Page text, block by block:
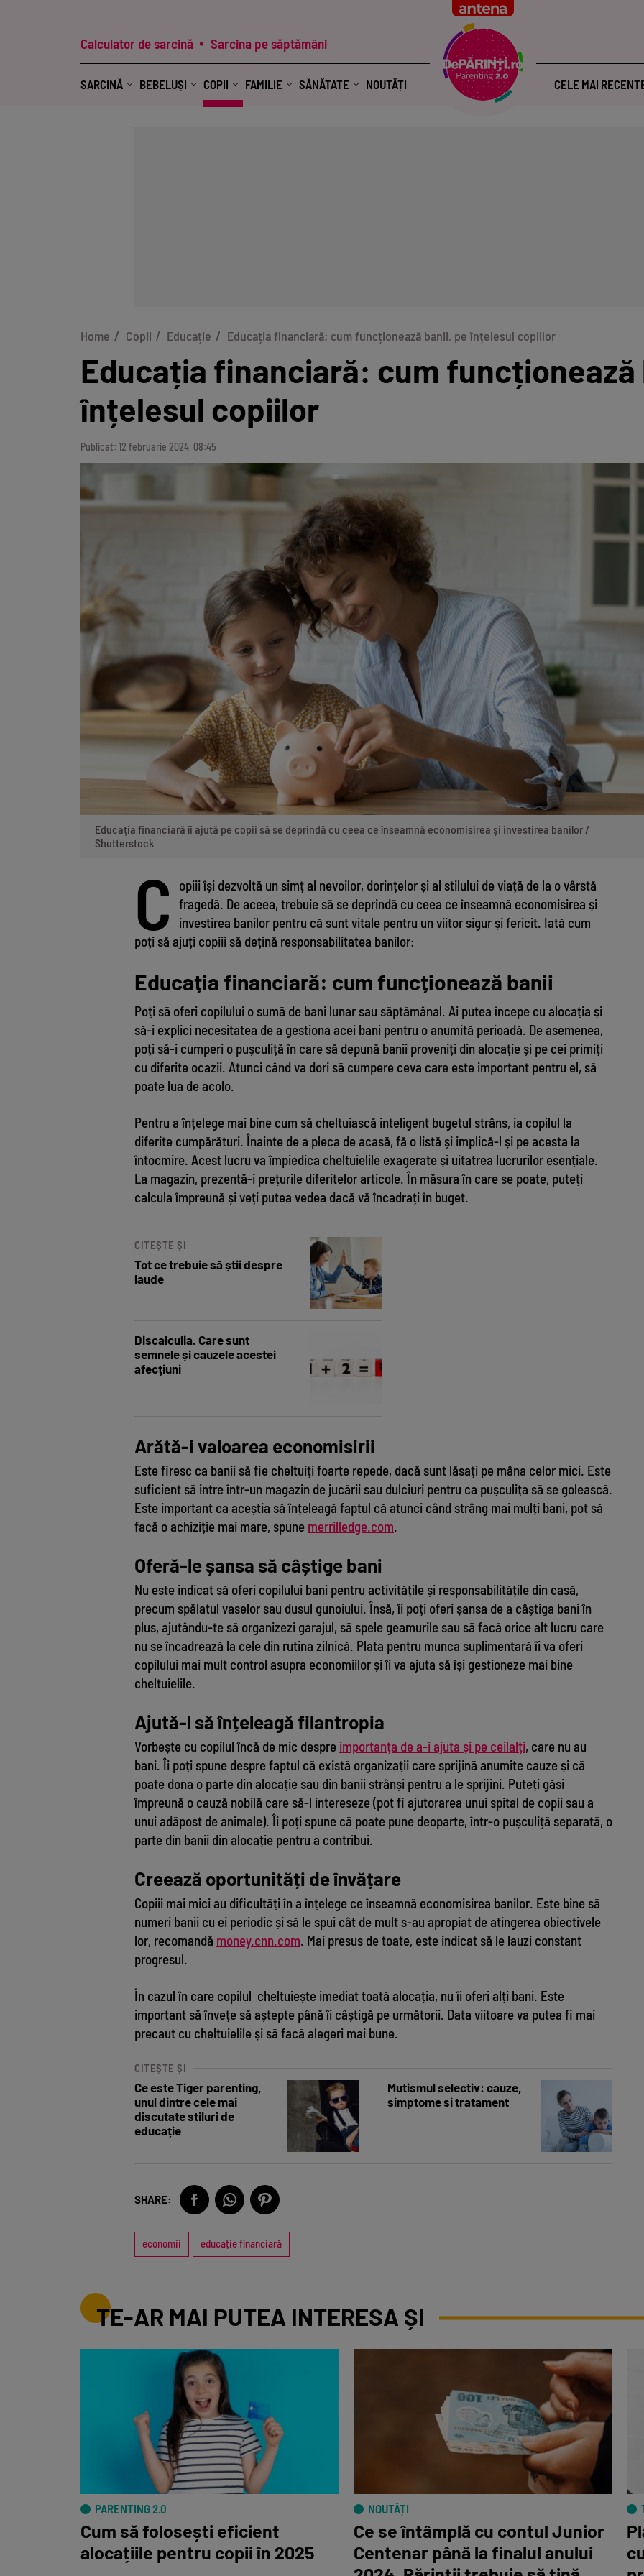
Calculator de sarcină Sarcina pe săptămâni
SARCINĂ BEBELUȘI COPII FAMILIE SĂNĂTATE NOUTĂȚI CELE MAI
Home Copii Educație Educația financiară: cum funcționează banii, pe înțelesul copiilor
Educația financiară: cum funcționează
înțelesul copiilor
Publicat: 12 februarie 2024, 08:45
Educația financiară îi ajută pe copii să se deprindă cu ceea ce înseamnă economisirea și investirea banilor /
Shutterstock
C
opiii își dezvoltă un simț al nevoilor, dorințelor și al stilului de viață de la o vârstă
fragedă. De aceea, trebuie să se deprindă cu ceea ce înseamnă economisirea și
investirea banilor pentru că sunt vitale pentru un viitor sigur și fericit. Iată cum
poți să ajuți copiii să dețină responsabilitatea banilor:
Educația financiară: cum funcționează banii
Poți să oferi copilului o sumă de bani lunar sau săptămânal. Ai putea începe cu alocația și
să-i explici necesitatea de a gestiona acei bani pentru o anumită perioadă. De asemenea,
poți să-i cumperi o pușculiță în care să depună banii proveniți din alocație și pe cei primiți
cu diferite ocazii. Atunci când va dori să cumpere ceva care este important pentru el, să
poate lua de acolo.
Pentru a înțelege mai bine cum să cheltuiască inteligent bugetul strâns, ia copilul la
diferite cumpărături. Înainte de a pleca de acasă, fă o listă și implică-l și pe acesta la
întocmire. Acest lucru va împiedica cheltuielile exagerate și uitatrea lucrurilor esențiale.
La magazin, prezentă-i prețurile diferitelor articole. În măsura în care se poate, puteți
calcula împreună și veți putea vedea dacă vă încadrați în buget.
CITEȘTE ȘI
Tot ce trebuie să știi despre
laude
Discalculia. Care sunt
semnele și cauzele acestei
afecțiuni
Arătă-i valoarea economisirii
Este firesc ca banii să fie cheltuiți foarte repede, dacă sunt lăsați pe mâna celor mici. Este
suficient să intre într-un magazin de jucării sau dulciuri pentru ca pușculița să se golească.
Este important ca aceștia să înțeleagă faptul că atunci când strâng mai mulți bani, pot să
facă o achiziție mai mare, spune merrilledge.com.
Oferă-le șansa să câștige bani
Nu este indicat să oferi copilului bani pentru activitățile și responsabilitățile din casă,
precum spălatul vaselor sau dusul gunoiului. Însă, îi poți oferi șansa de a câștiga bani în
plus, ajutându-te să organizezi garajul, să spele geamurile sau să facă orice alt lucru care
nu se încadrează la cele din rutina zilnică. Plata pentru munca suplimentară îi va oferi
copilului mai mult control asupra economiilor și îi va ajuta să își gestioneze mai bine
cheltuielile.
Ajută-l să înțeleagă filantropia
Vorbește cu copilul încă de mic despre importanța de a-i ajuta și pe ceilalți, care nu au
bani. Îi poți spune despre faptul că există organizații care sprijină anumite cauze și că
poate dona o parte din alocație sau din banii strânși pentru a le sprijini. Puteți găsi
împreună o cauză nobilă care să-l intereseze (pot fi ajutorarea unui spital de copii sau a
unui adăpost de animale). Îi poți spune că poate pune deoparte, într-o pușculiță separată, o
parte din banii din alocație pentru a contribui.
Creează oportunități de învățare
Copiii mai mici au dificultăți în a înțelege ce înseamnă economisirea banilor. Este bine să
numeri banii cu ei periodic și să le spui cât de mult s-au apropiat de atingerea obiectivele
lor, recomandă money.cnn.com. Mai presus de toate, este indicat să le lauzi constant
progresul.
În cazul în care copilul cheltuiește imediat toată alocația, nu îi oferi alți bani. Este
important să învețe să aștepte până îi câștigă pe următorii. Data viitoare va putea fi mai
precaut cu cheltuielile și să facă alegeri mai bune.
CITEȘTE ȘI
Ce este Tiger parenting,
unul dintre cele mai
discutate stiluri de
educație
Mutismul selectiv: cauze,
simptome si tratament
SHARE:
economii educație financiară
TE-AR MAI PUTEA INTERESA ȘI
PARENTING 2.0
Cum să folosești eficient
alocațiile pentru copii în 2025
Cum să
NOUTĂȚI
Ce se întâmplă cu contul Junior
Centenar până la finalul anului